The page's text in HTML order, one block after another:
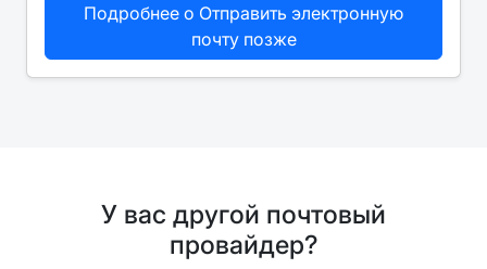
Подробнее о Отправить электронную
почту позже
У вас другой почтовый
провайдер?